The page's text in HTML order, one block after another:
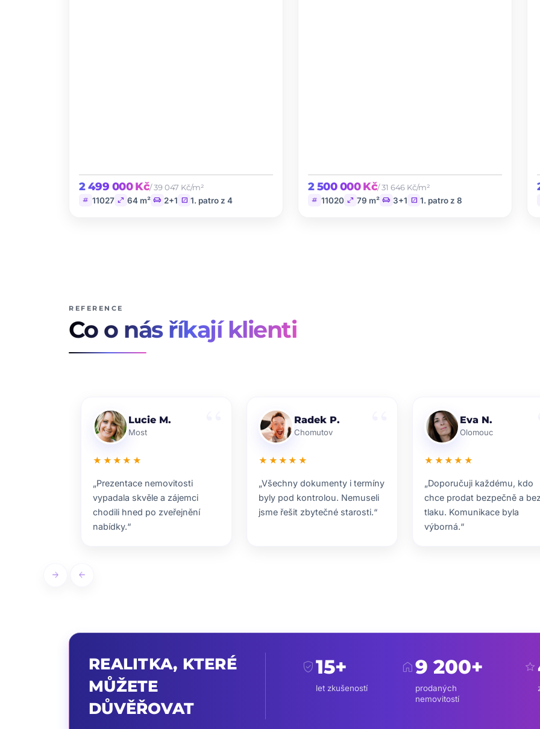
2 499 000 Kč/ 39 047 Kč/m²
tag 11027 open_in_full 64 m² chair 2+1 stairs 1. patro z 4
2 500 000 Kč/ 31 646 Kč/m²
tag 11020 open_in_full 79 m² chair 3+1 stairs 1. patro z 8
REFERENCE
Co o nás říkají klienti
Lucie M.
Most
★★★★★
„Prezentace nemovitosti
vypadala skvěle a zájemci
chodili hned po zveřejnění
nabídky.“
Radek P.
Chomutov
★★★★★
„Všechny dokumenty i termíny
byly pod kontrolou. Nemuseli
jsme řešit zbytečné starosti.“
Eva N.
Olomouc
★★★★★
„Doporučuji každému, kdo
chce prodat bezpečně a
tlaku. Komunikace byla
výborná.“
arrow_back
arrow_forward
REALITKA, KTERÉ
MŮŽETE
DŮVĚŘOVAT
verified_user15+
let zkušeností
home9 200+
prodaných
nemovitostí
star